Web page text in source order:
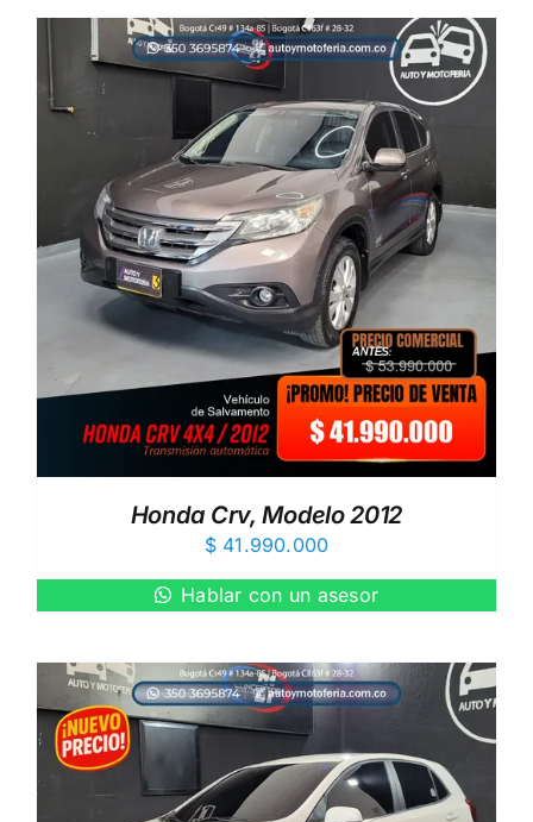
Honda Crv, Modelo 2012
$41.990.000
Hablar con un asesor